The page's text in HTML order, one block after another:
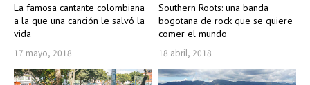
La famosa cantante colombiana
a la que una canción le salvó la
vida
17 mayo, 2018
Southern Roots: una banda
bogotana de rock que se quiere
comer el mundo
18 abril, 2018